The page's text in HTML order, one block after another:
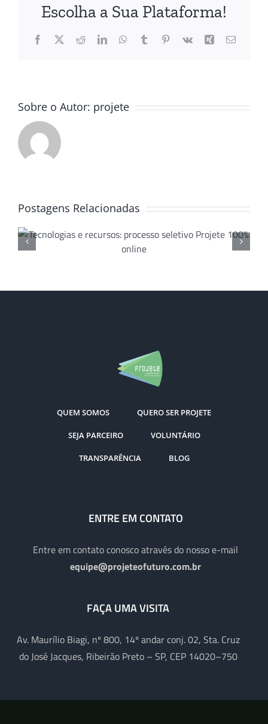
Escolha a Sua Plataforma!
Facebook
X RedditLinkedInWhatsApp
TumblrPinterest
Vk Xing E-
Sobre o Autor: projete
Postagens Relacionadas
Projete e NAU: parceria de
sucesso que beneficia
QUEM SOMOS QUERO SER PROJETE
SEJA PARCEIRO VOLUNTÁRIO
TRANSPARÊNCIA BLOG
ENTRE EM CONTATO
Entre em contato conosco através do nosso e-mail
equipe@projeteofuturo.com.br
FAÇA UMA VISITA
Av. Maurílio Biagi, nº 800, 14º andar conj. 02, Sta. Cruz
do José Jacques, Ribeirão Preto – SP, CEP 14020–750